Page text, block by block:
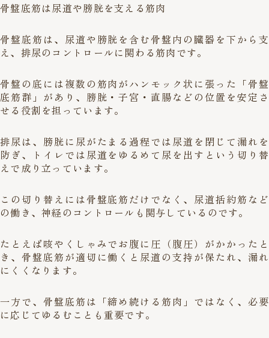
骨盤底筋は尿道や膀胱を支える筋肉
骨盤底筋は、尿道や膀胱を含む骨盤内の臓器を下から支
え、排尿のコントロールに関わる筋肉です。
骨盤の底には複数の筋肉がハンモック状に張った「骨盤
底筋群」があり、膀胱・子宮・直腸などの位置を安定さ
せる役割を担っています。
排尿は、膀胱に尿がたまる過程では尿道を閉じて漏れを
防ぎ、トイレでは尿道をゆるめて尿を出すという切り替
えで成り立っています。
この切り替えには骨盤底筋だけでなく、尿道括約筋など
の働き、神経のコントロールも関与しているのです。
たとえば咳やくしゃみでお腹に圧（腹圧）がかかったと
き、骨盤底筋が適切に働くと尿道の支持が保たれ、漏れ
にくくなります。
一方で、骨盤底筋は「締め続ける筋肉」ではなく、必要
に応じてゆるむことも重要です。